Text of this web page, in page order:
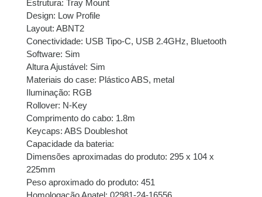
Estrutura: Tray Mount
Design: Low Profile
Layout: ABNT2
Conectividade: USB Tipo-C, USB 2.4GHz, Bluetooth
Software: Sim
Altura Ajustável: Sim
Materiais do case: Plástico ABS, metal
Iluminação: RGB
Rollover: N-Key
Comprimento do cabo: 1.8m
Keycaps: ABS Doubleshot
Capacidade da bateria:
Dimensões aproximadas do produto: 295 x 104 x
225mm
Peso aproximado do produto: 451